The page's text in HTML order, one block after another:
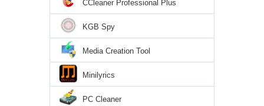
CCleaner Professional Plus
KGB Spy
Media Creation Tool
Minilyrics
PC Cleaner